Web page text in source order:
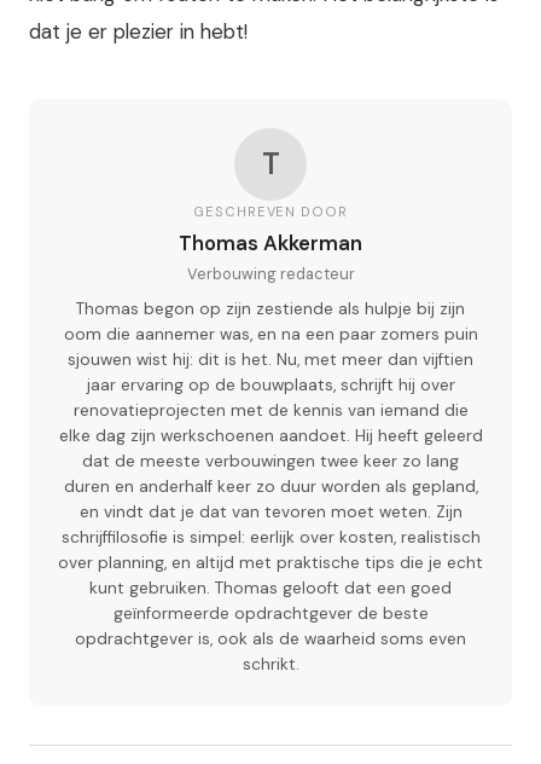
dat je er plezier in hebt!
T
GESCHREVEN DOOR
Thomas Akkerman
Verbouwing redacteur
Thomas begon op zijn zestiende als hulpje bij zijn
oom die aannemer was, en na een paar zomers puin
sjouwen wist hij: dit is het. Nu, met meer dan vijftien
jaar ervaring op de bouwplaats, schrijft hij over
renovatieprojecten met de kennis van iemand die
elke dag zijn werkschoenen aandoet. Hij heeft geleerd
dat de meeste verbouwingen twee keer zo lang
duren en anderhalf keer zo duur worden als gepland,
en vindt dat je dat van tevoren moet weten. Zijn
schrijffilosofie is simpel: eerlijk over kosten, realistisch
over planning, en altijd met praktische tips die je echt
kunt gebruiken. Thomas gelooft dat een goed
geïnformeerde opdrachtgever de beste
opdrachtgever is, ook als de waarheid soms even
schrikt.